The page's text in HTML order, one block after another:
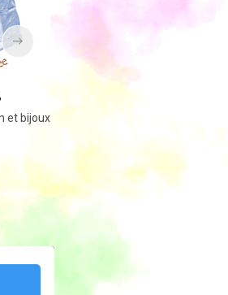
et bijoux
Créations au crochet ou tricot